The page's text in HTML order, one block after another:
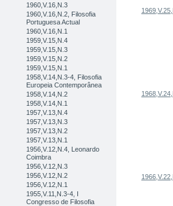
1960,V.16,N.3
1960,V.16,N.2, Filosofia
Portuguesa Actual
1960,V.16,N.1
1959,V.15,N.4
1959,V.15,N.3
1959,V.15,N.2
1959,V.15,N.1
1958,V.14,N.3-4, Filosofia
Europeia Contemporânea
1958,V.14,N.2
1958,V.14,N.1
1957,V.13,N.4
1957,V.13,N.3
1957,V.13,N.2
1957,V.13,N.1
1956,V.12,N.4, Leonardo
Coimbra
1956,V.12,N.3
1956,V.12,N.2
1956,V.12,N.1
1955,V.11,N.3-4, I
Congresso de Filosofia